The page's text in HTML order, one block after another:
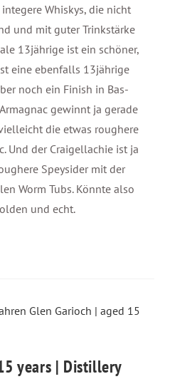
Whiskys, die nicht
und mit guter Trinkstärke
13jährige ist ein schöner,
eine ebenfalls 13jährige
noch ein Finish in Bas-
gewinnt ja gerade
die etwas roughere
Und der Craigellachie ist ja
Speysider mit der
Worm Tubs. Könnte also
und echt.
years | Distillery